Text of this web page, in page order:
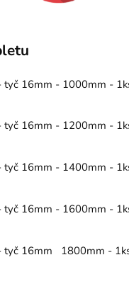
tyč 16mm - 1000mm -
tyč 16mm - 1200mm -
tyč 16mm - 1400mm -
tyč 16mm - 1600mm -
tyč 16mm 1800mm - 1ks,